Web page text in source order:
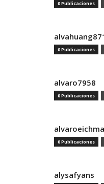
0 Publicaciones
0 Publicaciones
alvaro7958
0 Publicaciones
0 Publicaciones
alysafyans